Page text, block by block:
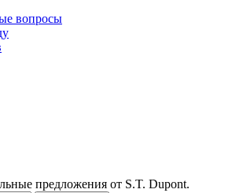
вопросы
предложения от S.T. Dupont.